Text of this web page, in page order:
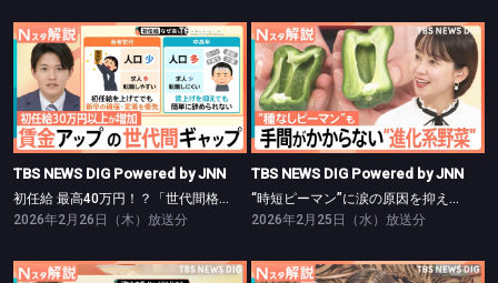
TBS NEWS DIG Powered by JNN
初任給 最高40万円！？「世代間格差」鮮明に【Nスタ】
TBS NEWS DIG Powered by JNN
初任給 最高40万円！？「世代間格差」鮮明に【Nスタ】
2026年2月26日（木）放送分
TBS NEWS DIG Powered by JNN
“時短ピーマン”に涙の原因を抑えたタマネギも…“進化形野菜”【Nスタ】
TBS NEWS DIG Powered by JNN
“時短ピーマン”に涙の原因を抑えたタマネギも…“進化形野菜”【Nスタ】
2026年2月25日（水）放送分